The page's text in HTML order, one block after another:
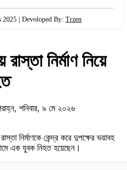
| Devoloped By: Trzen
নির্মাণ নিয়ে
শনিবার, ৯ মে ২০২৬
নির্মাণকে কেন্দ্র করে দুপক্ষের ভয়াবহ
এক যুবক নিহত হয়েছেন।